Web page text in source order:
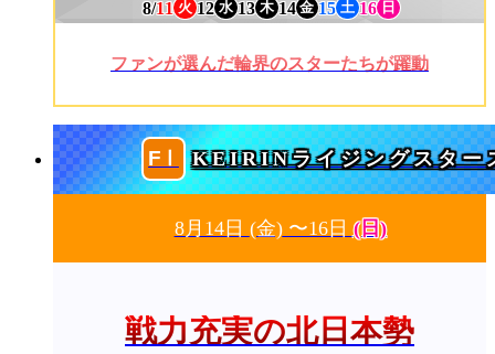
8/11 火 12 水 13 木 14 金 15 土 16 日
ファンが選んだ輪界のスターたちが躍動
KEIRINライジングスター
8月14日 (金)〜16日(日)
戦力充実の北日本勢